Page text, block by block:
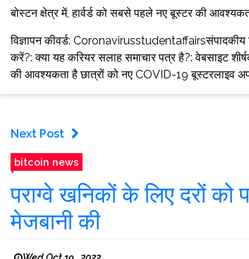
बोस्टन क्षेत्र में, हार्वर्ड को सबसे पहले नए बूस्टर की
विज्ञापन कीवर्ड: Coronavirusstudentaffairsसंपादकीय
करें?: क्या यह करियर सलाह समाचार पत्र है?: वेबसाइट
की आवश्यकता है छात्रों को नए COVID-19 बूस्टरलाइव
Next Post
bitcoin news
पराग्वे खनिकों के लिए दरों को
मेजबानी की